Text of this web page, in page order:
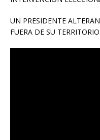
UN PRESIDENTE
FUERA DE SU TERRITORIO.